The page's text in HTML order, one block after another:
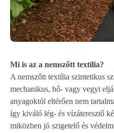
Mi is az a nemszőtt textília?
A nemszőtt textília szintetikus
mechanikus, hő- vagy vegyi
anyagoktól eltérően nem
így kiváló lég- és vízáteresztő
miközben jó szigetelő és